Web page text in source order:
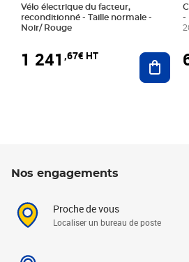
Vélo électrique du facteur,
reconditionné - Taille normale -
Noir/ Rouge
1 241 ,67€ HT
-
Nos engagements
Proche de vous
Localiser un bureau de poste